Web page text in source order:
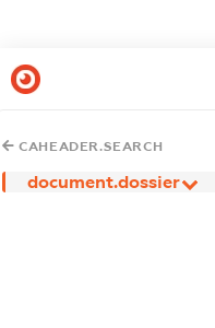
CAHEADER.SEARCH
document.dossier